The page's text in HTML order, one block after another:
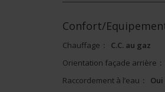
Confort/
Chauffage :
C.C. au gaz
Orientation façade arrière :
Raccordement à l’eau :
Oui